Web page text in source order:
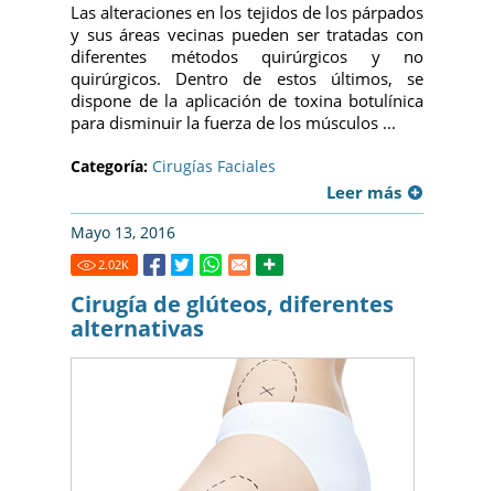
Las alteraciones en los tejidos de los párpados
y sus áreas vecinas pueden ser tratadas con
diferentes métodos quirúrgicos y no
quirúrgicos. Dentro de estos últimos, se
dispone de la aplicación de toxina botulínica
para disminuir la fuerza de los músculos ...
Categoría: Cirugías Faciales
Leer más
Mayo 13, 2016
2.02K
Cirugía de glúteos, diferentes
alternativas